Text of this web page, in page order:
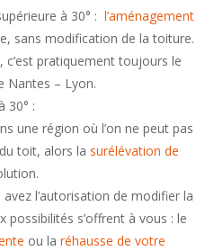
à 30° : l’aménagement
sans modification de la toiture.
c’est pratiquement toujours le
Nantes – Lyon.
30° :
une région où l’on ne peut pas
toit, alors la surélévation de
avez l’autorisation de modifier la
possibilités s’offrent à vous : le
ou la réhausse de votre